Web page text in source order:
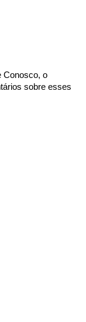
Conosco, o
sobre esses